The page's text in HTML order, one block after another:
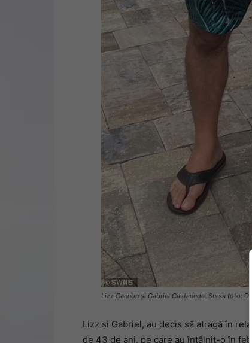
Lizz Cannon și Gabriel Castaneda. Sursa foto:
Lizz și Gabriel, au decis să atragă în
de 43 de ani, pe care au întâlnit-o în